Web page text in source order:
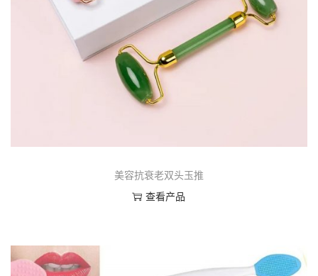
美容抗衰老双头玉推
查看产品